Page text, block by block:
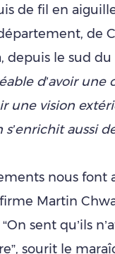
de fil en
de
depuis le sud du
d’avoir
une vision
aussi
nous font
Martin
sent qu’ils
sourit le